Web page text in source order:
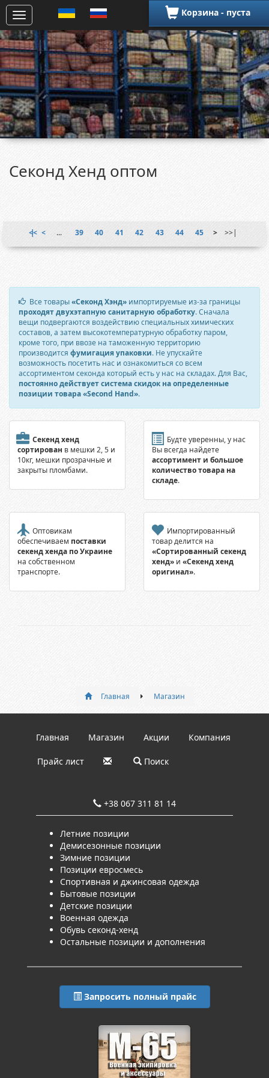
Секонд Хенд оптом
|<< < ... 39 40 41 42 43 44 45 > >>|
Все товары«Секонд Хэнд» импортируемые из-за границы
проходят двухэтапную санитарную обработку. Сначала
вещи подвергаются воздействию специальных химических
составов, а затем высокотемпературную обработку паром,
кроме того, при ввозе на таможенную территорию
производится фумигация упаковки. Не упускайте
возможность посетить нас и ознакомиться со всем
ассортиментом секонда который есть у нас на складах. Для Вас,
постоянно действует система скидок на определенные
позиции товара «Second Hand».
Секенд хенд
сортирован в мешки 2, 5 и
10кг, мешки прозрачные и
закрыты пломбами.
Будте уверенны, у нас
Вы всегда найдете
ассортимент и большое
количество товара на
складе.
Оптовикам
обеспечиваем поставки
секенд хенда по Украине
на собственном
транспорте.
Импортированный
товар делится на
«Сортированный секенд
хенд» и «Секенд хенд
оригинал».
Главная Магазин
Главная Магазин Акции Компания
Прайс лист Поиск
+38 067 311 81 14
Летние позиции
Демисезонные позиции
Зимние позиции
Позиции евросмесь
Спортивная и джинсовая одежда
Бытовые позиции
Детские позиции
Военная одежда
Обувь секонд-хенд
Остальные позиции и дополнения
Запросить полный прайс
Корзина - пуста